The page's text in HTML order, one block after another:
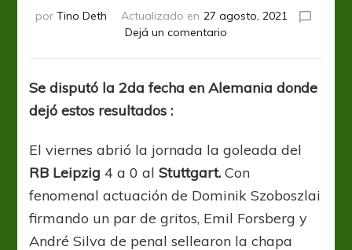
por Tino Deth Actualizado en 27 agosto, 2021
Dejá un comentario
con
Se disputó la 2da fecha en Alemania donde
dejó estos resultados :
El viernes abrió la jornada la goleada del
RB Leipzig 4 a 0 alStuttgart. Con
fenomenal actuación de Dominik Szoboszlai
firmando un par de gritos, Emil Forsberg y
André Silva de penal sellearon la chapa